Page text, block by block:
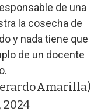
de una
la cosecha de
y nada tiene que
de un docente
2024